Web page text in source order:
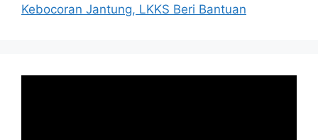
Kebocoran Jantung, LKKS Beri Bantuan